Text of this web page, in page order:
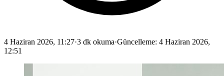
4 Haziran 2026, 11:27·3 dk okuma·Güncelleme: 4 Haziran 2026,
12:51